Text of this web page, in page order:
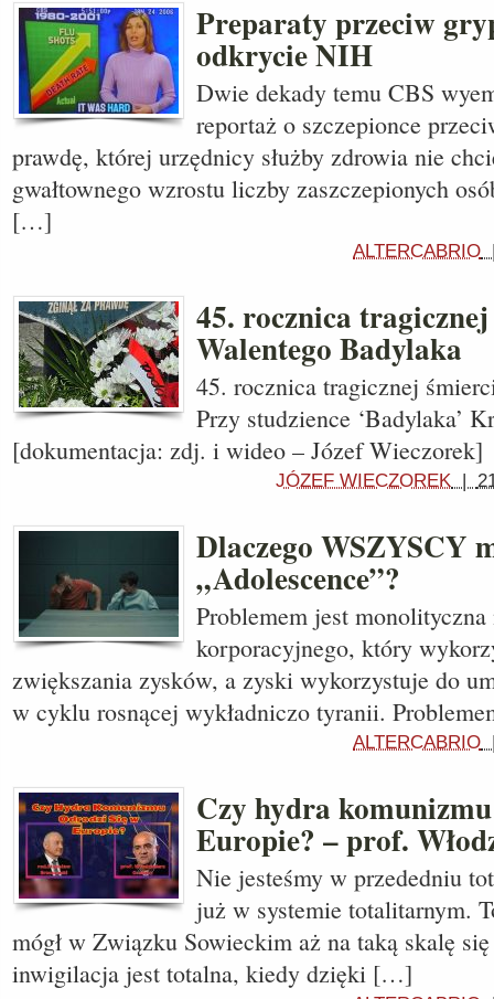
Preparaty przeciw
odkrycie NIH
Dwie dekady temu CBS
reportaż o szczepionce
prawdę, której urzędnicy służby zdrowia nie
gwałtownego wzrostu liczby zaszczepionych
[…]
ALTERCABRIO
45. rocznica
Walentego Badylaka
45. rocznica tragicznej
Przy studzience ‘Badylaka’
[dokumentacja: zdj. i wideo – Józef Wieczorek]
JÓZEF WIECZOREK |
Dlaczego WSZYSCY
„Adolescence”?
Problemem jest
korporacyjnego, który
zwiększania zysków, a zyski wykorzystuje do
w cyklu rosnącej wykładniczo tyranii.
ALTERCABRIO
Czy hydra
Europie? – prof.
Nie jesteśmy w przededniu
już w systemie totalitarnym.
mógł w Związku Sowieckim aż na taką skalę
inwigilacja jest totalna, kiedy dzięki […]